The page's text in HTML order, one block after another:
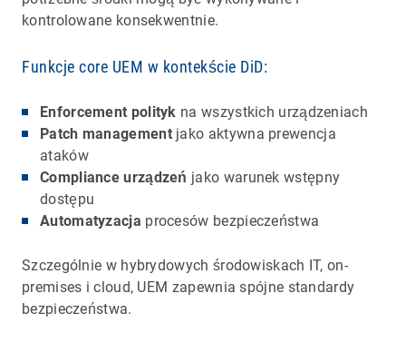
kontrolowane konsekwentnie.
Funkcje core UEM w kontekście DiD:
Enforcement polityk na wszystkich urządzeniach
Patch managementjako aktywna prewencja
ataków
Compliance urządzeń jako warunek wstępny
dostępu
Automatyzacja procesów bezpieczeństwa
Szczególnie w hybrydowych środowiskach IT, on-
premises i cloud, UEM zapewnia spójne standardy
bezpieczeństwa.